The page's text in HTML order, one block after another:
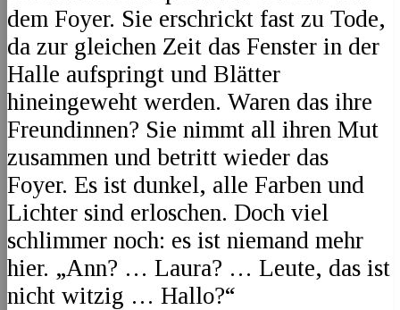
dem Foyer. Sie erschrickt fast zu Tode,
da zur gleichen Zeit das Fenster in der
Halle aufspringt und Blätter
hineingeweht werden. Waren das ihre
Freundinnen? Sie nimmt all ihren Mut
zusammen und betritt wieder das
Foyer. Es ist dunkel, alle Farben und
Lichter sind erloschen. Doch viel
schlimmer noch: es ist niemand mehr
hier. „Ann? … Laura? … Leute, das ist
nicht witzig … Hallo?“